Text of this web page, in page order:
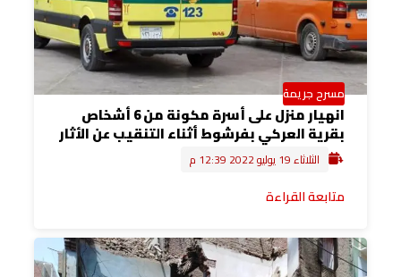
مسرح جريمة
انهيار منزل على أسرة مكونة من 6 أشخاص
بقرية العركي بفرشوط أثناء التنقيب عن الأثار
الثلاثاء 19 يوليو 2022 12:39 م
متابعة القراءة